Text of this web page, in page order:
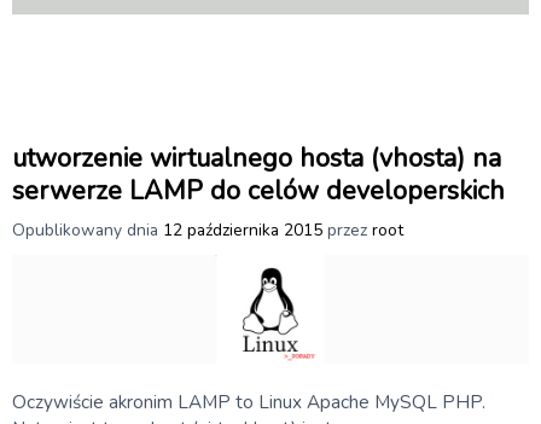
utworzenie wirtualnego hosta (vhosta) na
serwerze LAMP do celów developerskich
Opublikowany dnia 12 października 2015 przez root
Oczywiście akronim LAMP to Linux Apache MySQL PHP.